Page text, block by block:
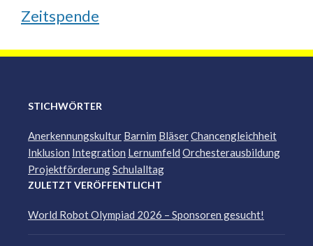
Zeitspende
STICHWÖRTER
Anerkennungskultur Barnim BläserChancengleichheit
Inklusion Integration Lernumfeld Orchesterausbildung
ProjektförderungSchulalltag
ZULETZT VERÖFFENTLICHT
World Robot Olympiad 2026 – Sponsoren gesucht!